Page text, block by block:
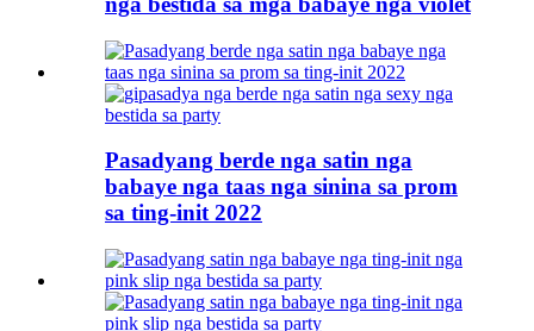
Pasadyang berde nga satin nga
babaye nga taas nga sinina sa prom
sa ting-init 2022